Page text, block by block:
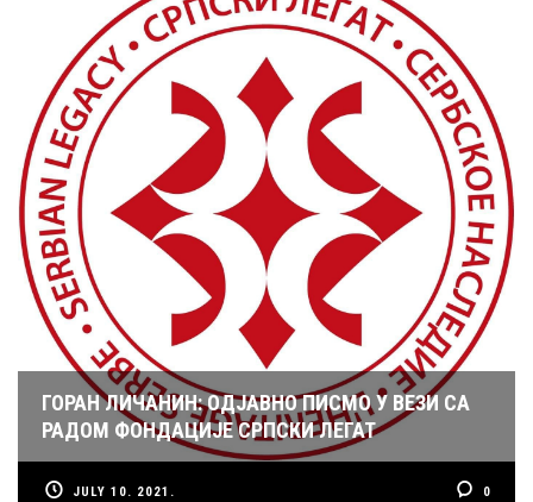
ГОРАН ЛИЧАНИН: ОДЈАВНО ПИСМО У ВЕЗИ СА
РАДОМ ФОНДАЦИЈЕ СРПСКИ ЛЕГАТ
JULY 10. 2021. 0